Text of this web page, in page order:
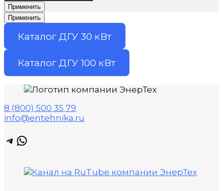
Применить
Применить
Каталог ДГУ 30 кВт
Каталог ДГУ 100 кВт
8 (800) 500 35 79
info@entehnika.ru
Telegram
WhatsApp